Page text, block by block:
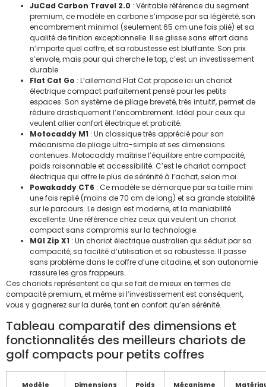
JuCad Carbon Travel 2.0 : Véritable référence du segment
premium, ce modèle en carbone s’impose par sa légèreté, son
encombrement minimal (seulement 65 cm une fois plié) et sa
qualité de finition exceptionnelle. Il se glisse sans effort dans
n’importe quel coffre, et sa robustesse est bluffante. Son prix
s’envole, mais pour qui cherche le top, c’est un investissement
durable.
Flat Cat Go : L’allemand Flat Cat propose ici un chariot
électrique compact parfaitement pensé pour les petits
espaces. Son système de pliage breveté, très intuitif, permet de
réduire drastiquement l’encombrement. Idéal pour ceux qui
veulent allier confort électrique et praticité.
Motocaddy M1 : Un classique très apprécié pour son
mécanisme de pliage ultra-simple et ses dimensions
contenues. Motocaddy maîtrise l’équilibre entre compacité,
poids raisonnable et accessibilité. C’est le chariot compact
électrique qui offre le plus de sérénité à l’achat, selon moi.
Powakaddy CT6 : Ce modèle se démarque par sa taille mini
une fois replié (moins de 70 cm de long) et sa grande stabilité
sur le parcours. Le design est moderne, et la maniabilité
excellente. Une référence chez ceux qui veulent un chariot
compact sans compromis sur la technologie.
MGI Zip X1 : Un chariot électrique australien qui séduit par sa
compacité, sa facilité d’utilisation et sa robustesse. Il passe
sans problème dans le coffre d’une citadine, et son autonomie
rassure les gros frappeurs.
Ces chariots représentent ce qui se fait de mieux en termes de
compacité premium, et même si l’investissement est conséquent,
vous y gagnerez sur la durée, tant en confort qu’en sérénité.
Tableau comparatif des dimensions et
fonctionnalités des meilleurs chariots de
golf compacts pour petits coffres
Modèle Dimensions Poids Mécanisme